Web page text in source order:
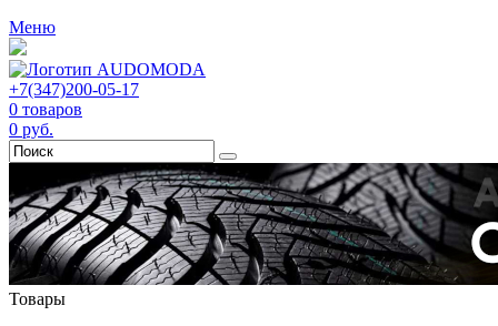
Меню
+7(347)200-05-17
0 товаров
0 руб.
Товары